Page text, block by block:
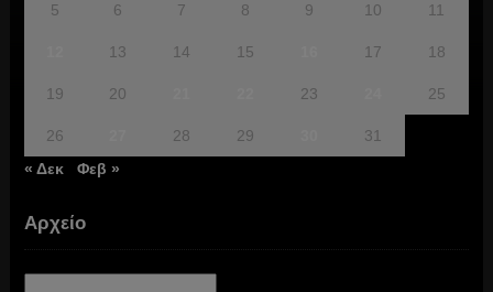
5 6 7 8 9 10 11
13 14 15 17 18
19 20 23 25
26 28 29
31
« Δεκ
Φεβ »
Αρχείο